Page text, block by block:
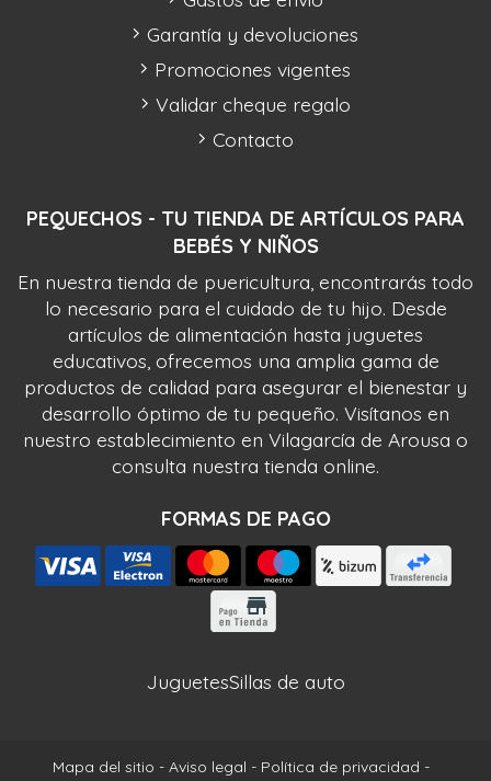
PEQUECHOS - TU TIENDA DE ARTÍCULOS PARA
BEBÉS Y NIÑOS
En nuestra tienda de puericultura, encontrarás todo
lo necesario para el cuidado de tu hijo. Desde
artículos de alimentación hasta juguetes
educativos, ofrecemos una amplia gama de
productos de calidad para asegurar el bienestar y
desarrollo óptimo de tu pequeño. Visítanos en
nuestro establecimiento en Vilagarcía de Arousa o
consulta nuestra tienda online.
FORMAS DE PAGO
Garantía y devoluciones
Promociones vigentes
Validar cheque regalo
Contacto
JuguetesSillas de auto
Mapa del sitio - Aviso legal - Política de privacidad -